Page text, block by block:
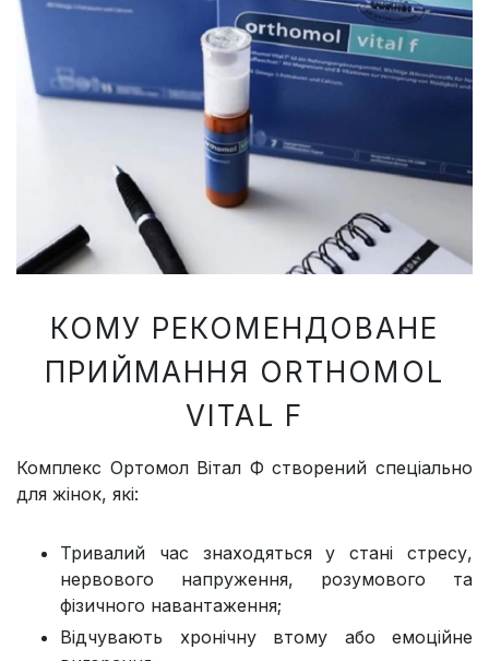
КОМУ РЕКОМЕНДОВАНЕ
ПРИЙМАННЯ ORTHOMOL
VITAL F
Комплекс Ортомол Вітал Ф створений спеціально
для жінок, які:
Тривалий час знаходяться у стані стресу,
нервового напруження, розумового та
фізичного навантаження;
Відчувають хронічну втому або емоційне